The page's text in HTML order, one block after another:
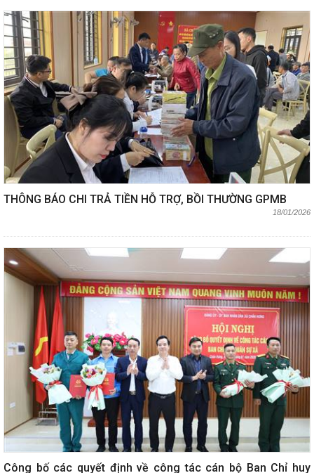
THÔNG BÁO CHI TRẢ TIỀN HỖ TRỢ, BỒI THƯỜNG GPMB
18/01/2026
Công bố các quyết định về công tác cán bộ Ban Chỉ huy